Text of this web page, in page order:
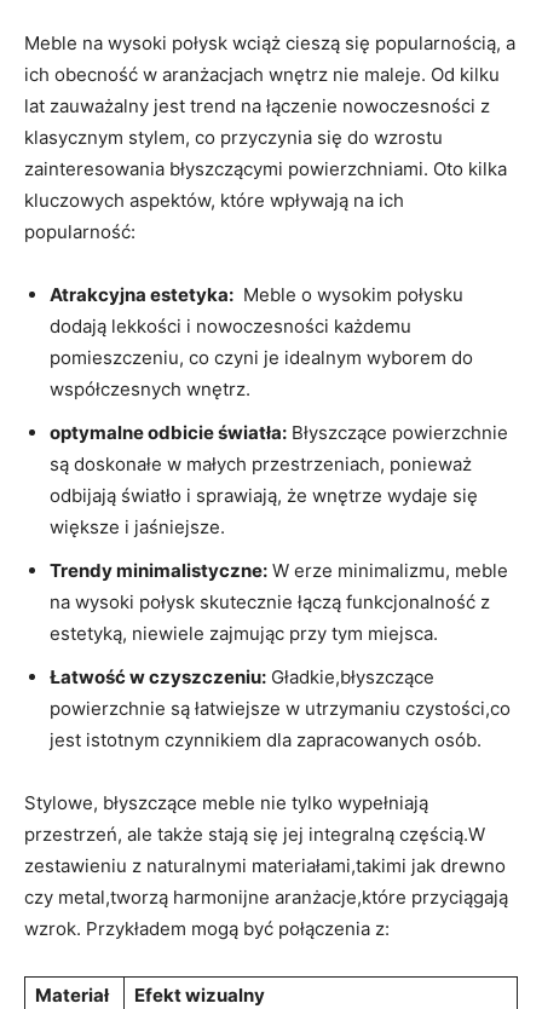
Meble ​na wysoki połysk ​wciąż ‍cieszą się popularnością, a
⁣ich obecność w​ aranżacjach ⁣wnętrz nie maleje. ⁢Od kilku ​
lat zauważalny ⁣jest trend​ na łączenie nowoczesności z
klasycznym stylem, co ‍przyczynia się do wzrostu
zainteresowania błyszczącymi⁣ powierzchniami. ⁣Oto kilka
‍kluczowych ⁢aspektów, które wpływają‌ na ich
popularność:
Atrakcyjna estetyka: ⁣ Meble⁣ o wysokim połysku
dodają lekkości i nowoczesności każdemu‌
pomieszczeniu, co⁤ czyni je idealnym wyborem do‍
współczesnych wnętrz.
optymalne odbicie światła: Błyszczące powierzchnie
są doskonałe w małych​ przestrzeniach,⁤ ponieważ
odbijają światło i sprawiają, że ⁤wnętrze⁤ wydaje się
⁢większe i jaśniejsze.
Trendy minimalistyczne: W erze minimalizmu, meble
na wysoki połysk skutecznie łączą funkcjonalność ⁣z
‌estetyką,⁣ niewiele zajmując przy tym miejsca.
Łatwość w czyszczeniu: Gładkie,błyszczące
powierzchnie są ‍łatwiejsze ​w ⁣utrzymaniu czystości,co
jest istotnym ‌czynnikiem dla ​zapracowanych osób.
Stylowe, ⁢błyszczące meble nie tylko ⁢wypełniają‍
przestrzeń, ⁣ale także stają się jej integralną częścią.W
zestawieniu z naturalnymi materiałami,takimi⁣ jak drewno
czy⁤ metal,tworzą harmonijne aranżacje,które przyciągają
wzrok.‍ Przykładem mogą być połączenia z:
Materiał
Efekt ‌wizualny